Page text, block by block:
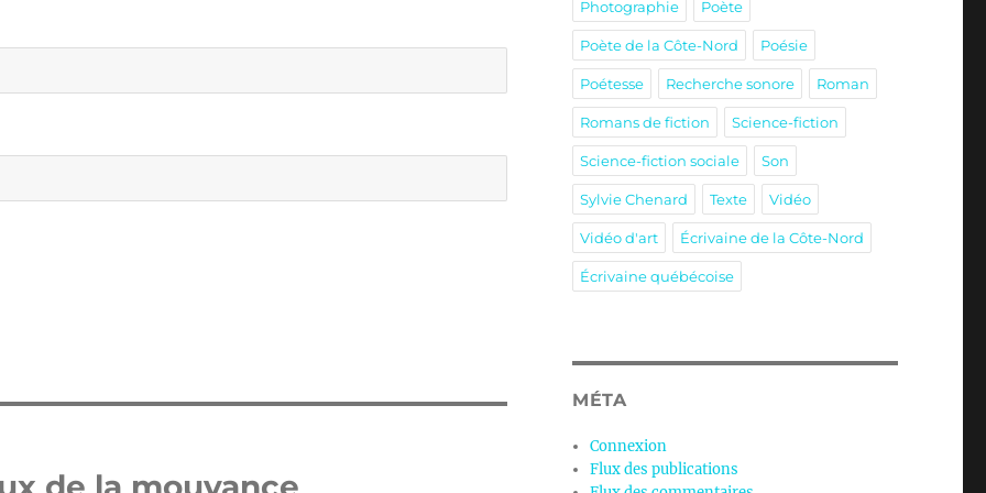
Photographie Poète
Poète de la Côte-Nord Poésie
Poétesse Recherche sonore Roman
Romans de fiction Science-fiction
Science-fiction sociale Son
Sylvie Chenard Texte Vidéo
Vidéo d'art Écrivaine de la Côte-Nord
Écrivaine québécoise
MÉTA
Connexion
Flux des publications